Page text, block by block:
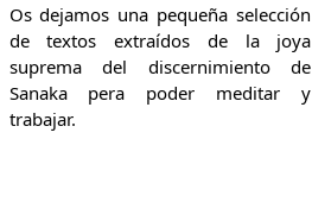
Os dejamos una pequeña selección
de textos extraídos de la joya
suprema del discernimiento de
Sanaka pera poder meditar y
trabajar.